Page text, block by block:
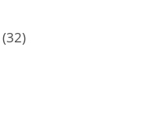
3232